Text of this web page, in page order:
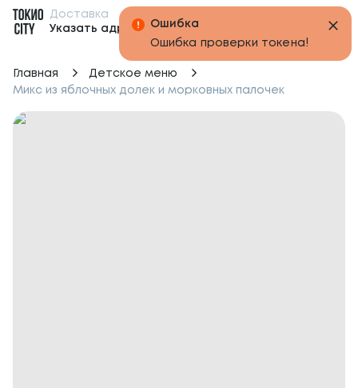
Доставка
Указать адрес
Главная
Детское меню
Микс из яблочных долек и морковных палочек